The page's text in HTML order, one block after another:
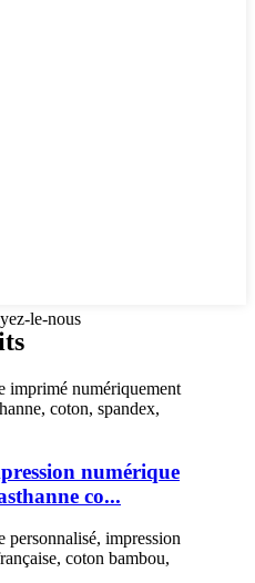
le-nous
numérique
co...